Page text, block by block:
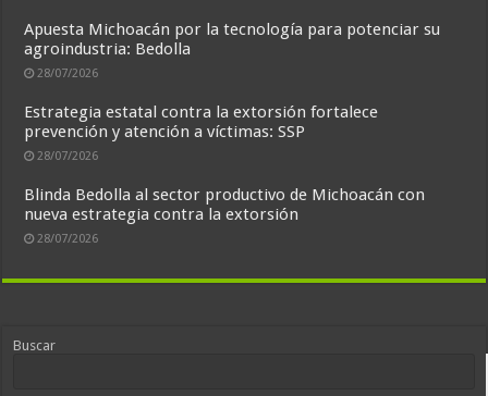
Apuesta Michoacán por la tecnología para potenciar su
agroindustria: Bedolla
28/07/2026
Estrategia estatal contra la extorsión fortalece
prevención y atención a víctimas: SSP
28/07/2026
Blinda Bedolla al sector productivo de Michoacán con
nueva estrategia contra la extorsión
28/07/2026
Buscar